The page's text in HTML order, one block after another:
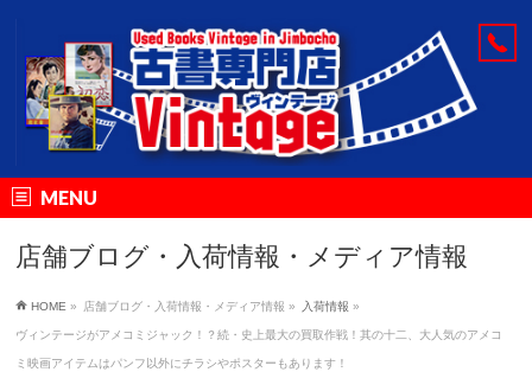
MENU
店舗ブログ・入荷情報・メディア情報
HOME » 店舗ブログ・入荷情報・メディア情報 » 入荷情報 »
ヴィンテージがアメコミジャック！？続・史上最大の買取作戦！其の十二、大人気のアメコ
ミ映画アイテムはパンフ以外にチラシやポスターもあります！